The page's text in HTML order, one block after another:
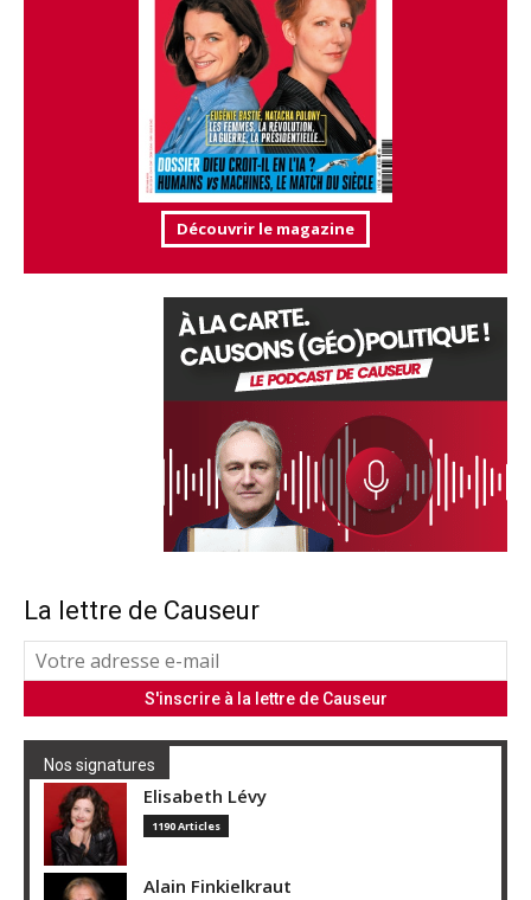
Découvrir le magazine
La lettre de Causeur
Nos signatures
Elisabeth Lévy
1190 Articles
Alain Finkielkraut